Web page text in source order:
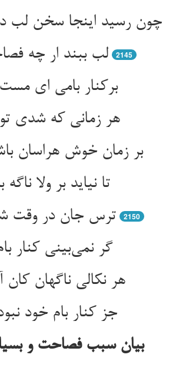
چون رسید اینجا سخن لب
لب ببند ار چه
2145
برکنار بامی ای
هر زمانی که شدی
بر زمان خوش هراسان
تا نیاید بر ولا
ترس جان در وقت
2150
گر نمی‌بینی کنار
هر نکالی ناگهان
جز کنار بام خود
بیان سبب فصاحت و